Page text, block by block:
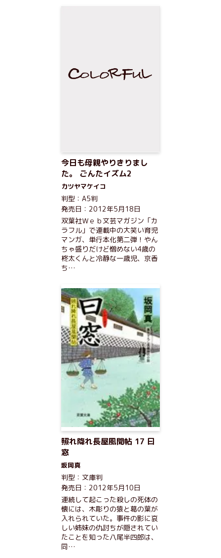
今日も母親やりきりまし
た。 ごんたイズム2
カツヤマケイコ
判型：A5判
発売日：2012年5月18日
双葉社Ｗｅｂ文芸マガジン「カ
ラフル」で連載中の大笑い育児
マンガ、単行本化第二弾！やん
ちゃ盛りだけど憎めない4歳の
柊太くんと冷静な一歳児、京香
ち…
照れ降れ長屋風聞帖 17 曰
窓
坂岡真
判型：文庫判
発売日：2012年5月10日
連続して起こった殺しの死体の
懐には、木彫りの猿と葛の葉が
入れられていた。事件の影に哀
しい姉妹の仇討ちが隠されてい
たことを知った八尾半四郎は、
同…